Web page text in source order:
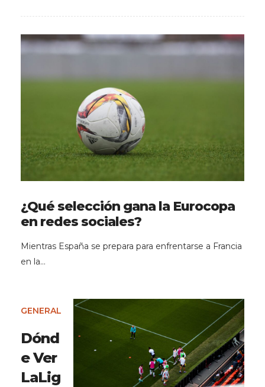
¿Qué selección gana la Eurocopa
en redes sociales?
Mientras España se prepara para enfrentarse a Francia
en la…
GENERAL
Dónd
e Ver
LaLig